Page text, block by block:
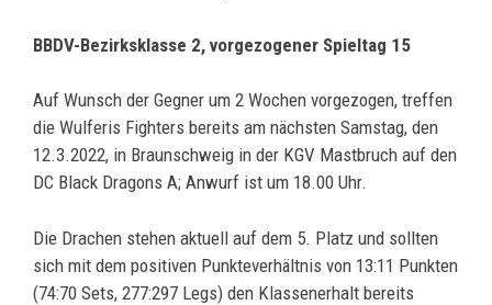
BBDV-Bezirksklasse 2, vorgezogener Spieltag 15
Auf Wunsch der Gegner um 2 Wochen vorgezogen, treffen
die Wulferis Fighters bereits am nächsten Samstag, den
12.3.2022, in Braunschweig in der KGV Mastbruch auf den
DC Black Dragons A; Anwurf ist um 18.00 Uhr.
Die Drachen stehen aktuell auf dem 5. Platz und sollten
sich mit dem positiven Punkteverhältnis von 13:11 Punkten
(74:70 Sets, 277:297 Legs) den Klassenerhalt bereits